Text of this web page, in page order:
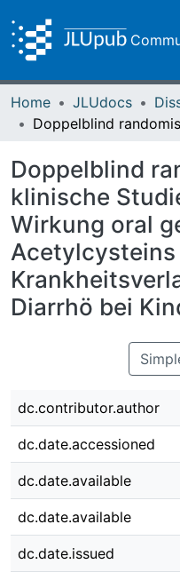
Home JLUdocs
Doppelblind
klinische
Wirkung oral
Acetylcysteins
Diarrhö bei
dc.contributor.author
dc.date.accessioned
dc.date.available
dc.date.available
dc.date.issued